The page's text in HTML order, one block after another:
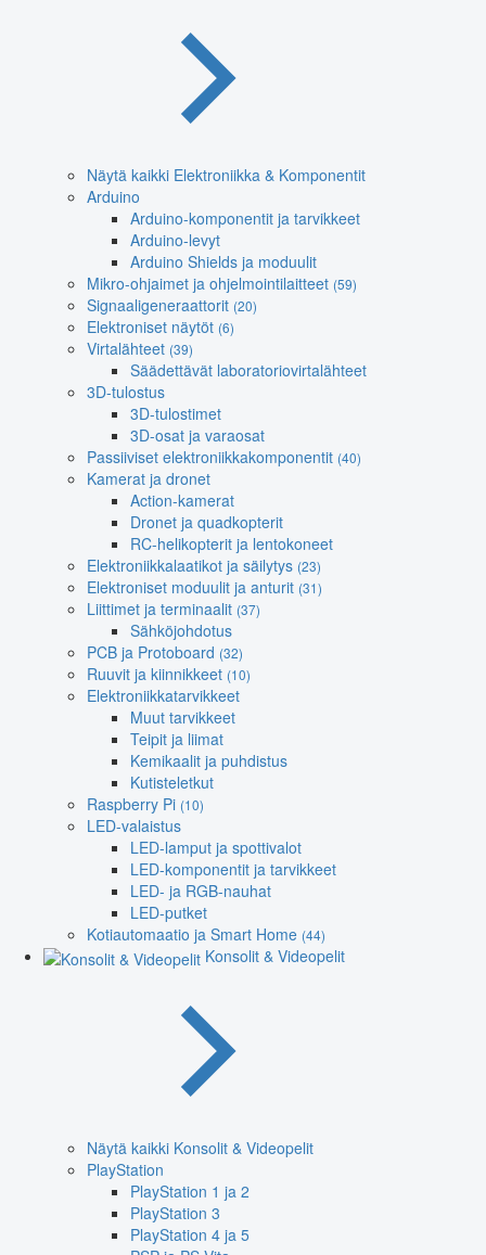
Näytä kaikki Elektroniikka & Komponentit
Arduino
Arduino-komponentit ja tarvikkeet
Arduino-levyt
Arduino Shields ja moduulit
Mikro-ohjaimet ja ohjelmointilaitteet (59)
Signaaligeneraattorit (20)
Elektroniset näytöt (6)
Virtalähteet (39)
Säädettävät laboratoriovirtalähteet
3D-tulostus
3D-tulostimet
3D-osat ja varaosat
Passiiviset elektroniikkakomponentit (40)
Kamerat ja dronet
Action-kamerat
Dronet ja quadkopterit
RC-helikopterit ja lentokoneet
Elektroniikkalaatikot ja säilytys (23)
Elektroniset moduulit ja anturit (31)
Liittimet ja terminaalit (37)
Sähköjohdotus
PCB ja Protoboard (32)
Ruuvit ja kiinnikkeet (10)
Elektroniikkatarvikkeet
Muut tarvikkeet
Teipit ja liimat
Kemikaalit ja puhdistus
Kutisteletkut
Raspberry Pi (10)
LED-valaistus
LED-lamput ja spottivalot
LED-komponentit ja tarvikkeet
LED- ja RGB-nauhat
LED-putket
Kotiautomaatio ja Smart Home (44)
Konsolit & Videopelit
Näytä kaikki Konsolit & Videopelit
PlayStation
PlayStation 1 ja 2
PlayStation 3
PlayStation 4 ja 5